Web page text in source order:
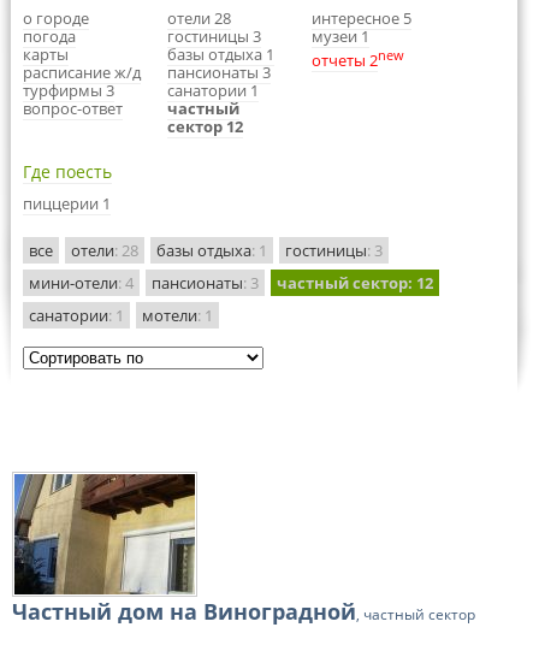
о городе
погода
карты
расписание ж/д
турфирмы 3
вопрос-ответ
отели 28
гостиницы 3
базы отдыха 1
пансионаты 3
санатории 1
частный
сектор 12
интересное 5
музеи 1
отчеты 2new
Где поесть
пиццерии 1
все отели: 28 базы отдыха: 1 гостиницы: 3
мини-отели: 4 пансионаты: 3 частный сектор: 12
санатории: 1 мотели: 1
Частный дом на Виноградной, частный сектор